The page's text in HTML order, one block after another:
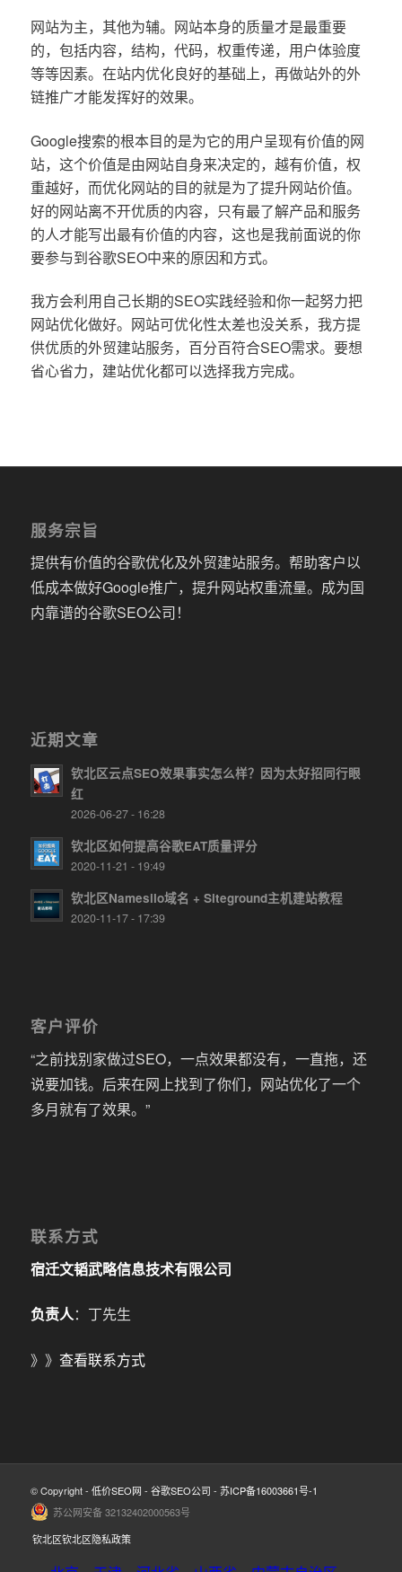
网站为主，其他为辅。网站本身的质量才是最重要
的，包括内容，结构，代码，权重传递，用户体验度
等等因素。在站内优化良好的基础上，再做站外的外
链推广才能发挥好的效果。
Google搜索的根本目的是为它的用户呈现有价值的网
站，这个价值是由网站自身来决定的，越有价值，权
重越好，而优化网站的目的就是为了提升网站价值。
好的网站离不开优质的内容，只有最了解产品和服务
的人才能写出最有价值的内容，这也是我前面说的你
要参与到谷歌SEO中来的原因和方式。
我方会利用自己长期的SEO实践经验和你一起努力把
网站优化做好。网站可优化性太差也没关系，我方提
供优质的外贸建站服务，百分百符合SEO需求。要想
省心省力，建站优化都可以选择我方完成。
服务宗旨
提供有价值的谷歌优化及外贸建站服务。帮助客户以
低成本做好Google推广，提升网站权重流量。成为国
内靠谱的谷歌SEO公司！
近期文章
钦北区云点SEO效果事实怎么样？因为太好招同行眼
红
2026-06-27 - 16:28
钦北区如何提高谷歌EAT质量评分
2020-11-21 - 19:49
钦北区Namesilo域名 + Siteground主机建站教程
2020-11-17 - 17:39
客户评价
“之前找别家做过SEO，一点效果都没有，一直拖，还
说要加钱。后来在网上找到了你们，网站优化了一个
多月就有了效果。”
联系方式
宿迁文韬武略信息技术有限公司
负责人：丁先生
》》 查看联系方式
© Copyright - 低价SEO网 - 谷歌SEO公司 - 苏ICP备16003661号-1
苏公网安备 32132402000563号
钦北区钦北区隐私政策